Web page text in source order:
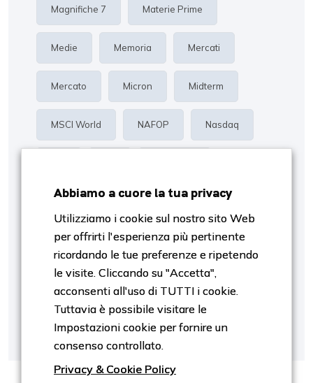
Magnifiche 7 Materie Prime
Medie Memoria Mercati
Mercato Micron Midterm
MSCI World NAFOP Nasdaq
Risk Management
S&p500 Settori SpaceX
Stagiobnalità Stagionalità
Tech Trimestrali Valutazione
Abbiamo a cuore la tua privacy
Utilizziamo i cookie sul nostro sito Web
per offrirti l'esperienza più pertinente
ricordando le tue preferenze e ripetendo
le visite. Cliccando su "Accetta",
acconsenti all'uso di TUTTI i cookie.
Tuttavia è possibile visitare le
Impostazioni cookie per fornire un
consenso controllato.
Privacy & Cookie Policy